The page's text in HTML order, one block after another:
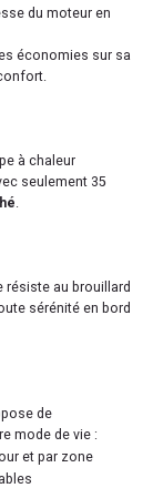
du moteur en
économies sur sa
à chaleur
seulement 35
.
résiste au brouillard
sérénité en bord
de
mode de vie :
et par zone